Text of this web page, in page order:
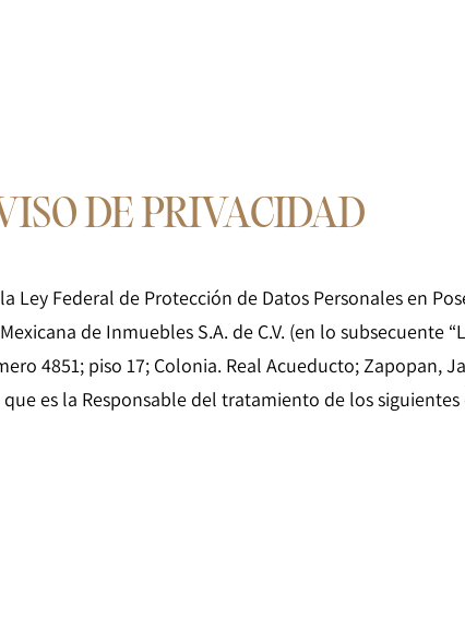
DE PRIVACIDAD
Federal de Protección de Datos Personales en
de Inmuebles S.A. de C.V. (en lo subsecuente
4851; piso 17; Colonia. Real Acueducto; Zapopan,
es la Responsable del tratamiento de los